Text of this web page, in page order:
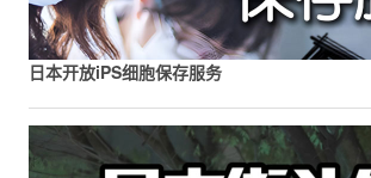
日本开放iPS细胞保存服务